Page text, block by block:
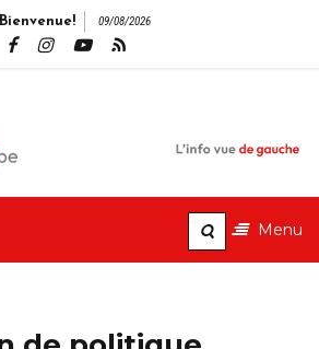
Bienvenue! 09/08/2026
Menu